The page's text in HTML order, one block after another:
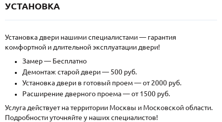
УСТАНОВКА
Установка двери нашими специалистами — гарантия
комфортной и длительной эксплуатации двери!
Замер — Бесплатно
Демонтаж старой двери — 500 руб.
Установка двери в готовый проем — от 2000 руб.
Расширение дверного проема — от 1500 руб.
Услуга действует на территории Москвы и Московской области.
Подробности уточняйте у наших специалистов!